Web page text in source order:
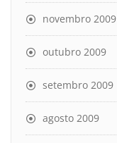
novembro 2009
outubro 2009
setembro 2009
agosto 2009